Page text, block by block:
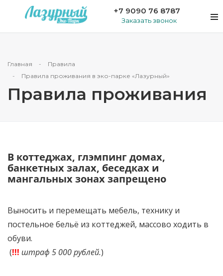
+7 9090 76 8787
Заказать звонок
Главная
Правила
Правила проживания в эко-парке «Лазурный»
Правила проживания
В коттеджах, глэмпинг домах,
банкетных залах, беседках и
мангальных зонах запрещено
Выносить и перемещать мебель, технику и
постельное бельё из коттеджей, массово ходить в
обуви.
(!!! штраф 5 000 рублей.)